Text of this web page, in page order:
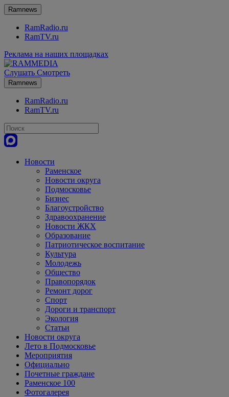
Ramnews
RamRadio.ru
RamTV.ru
Реклама на наших площадках
Слушать Смотреть
Ramnews
RamRadio.ru
RamTV.ru
Новости
Раменское
Новости округа
Подмосковье
Бизнес
Благоустройство
Здравоохранение
Новости ЖКХ
Образование
Патриотическое воспитание
Культура
Молодежь
Общество
Правопорядок
Ремонт дорог
Спорт
Дороги и транспорт
Экология
Статьи
Новости округа
Лето в Подмосковье
Мероприятия
Официально
Почетные граждане
Раменское 100
Фотогалерея